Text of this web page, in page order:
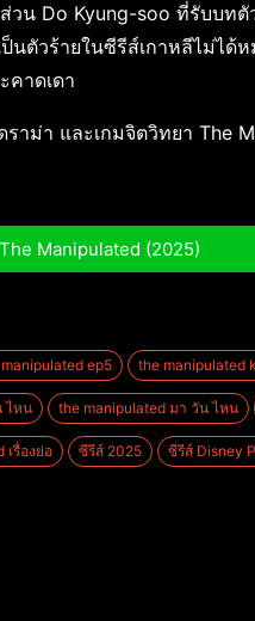
วน Do Kyung-soo ที่รับบท
ตัวร้ายในซีรีส์เกาหลีไม่ได้
คาดเดา
า และเกมจิตวิทยา The
Manipulated (2025)
ep5 the manipulated
ไหน the manipulated มา วัน ไหน
เรื่องย่อ ซีรีส์ 2025 ซีรีส์ Disney